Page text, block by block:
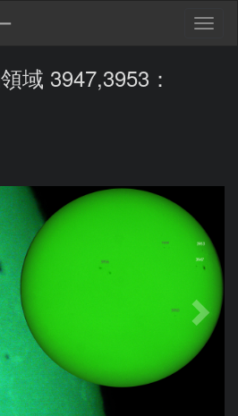
域 3947,3953：